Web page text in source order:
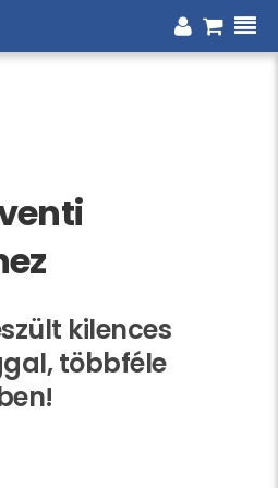
kilences
többféle